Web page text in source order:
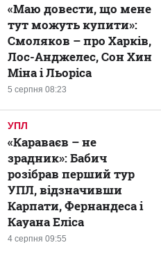
5 серпня 08:23
«Маю довести, що мене
тут можуть купити»:
Смоляков – про Харків,
Лос-Анджелес, Сон Хин
Міна і Льоріса
УПЛ
4 серпня 09:55
«Караваєв – не
зрадник»: Бабич
розібрав перший тур
УПЛ, відзначивши
Карпати, Фернандеса і
Кауана Еліса